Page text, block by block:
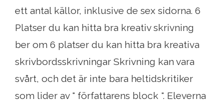
ett antal källor, inklusive de sex sidorna. 6
Platser du kan hitta bra kreativ skrivning
ber om 6 platser du kan hitta bra kreativa
skrivbordsskrivningar Skrivning kan vara
svårt, och det är inte bara heltidskritiker
som lider av " författarens block ". Eleverna